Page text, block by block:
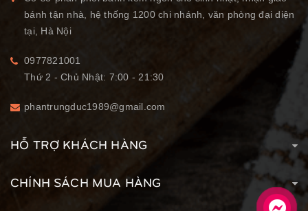
bánh tận nhà, hệ thống 1200 chi nhánh, văn phòng đại diện
tại, Hà Nội
0977821001
Thứ 2 - Chủ Nhật: 7:00 - 21:30
phantrungduc1989@gmail.com
HỖ TRỢ KHÁCH HÀNG
CHÍNH SÁCH MUA HÀNG